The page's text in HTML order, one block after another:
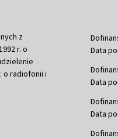
z
r. o
o radiofonii i
Data
Data
Data